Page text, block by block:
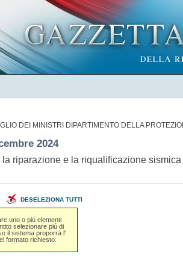
DEI MINISTRI DIPARTIMENTO DELLA
2024
la riparazione e la riqualificazione
DESELEZIONA TUTTI
uno o piú elementi
selezionare piú di
il sistema proporrá l'
formato richiesto.